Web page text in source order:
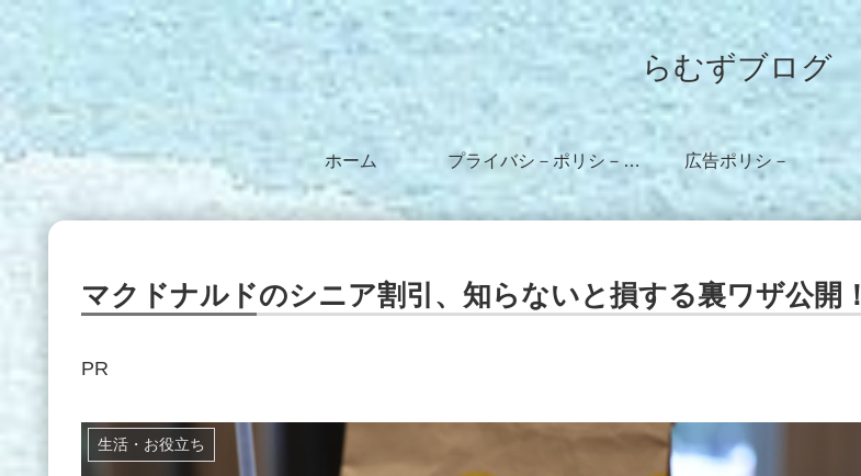
らむずブログ
ホーム プライバシ－ポリシ－・免責事項 広告ポリシ－
マクドナルドのシニア割引、知らないと損する裏ワザ公開！
PR
生活・お役立ち